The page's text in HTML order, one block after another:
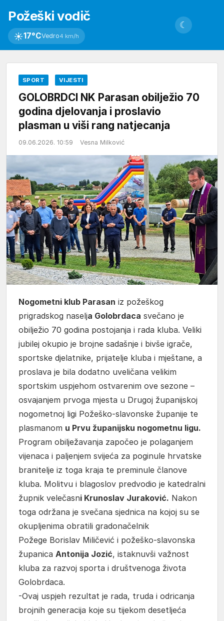
Požeški vodič
☀17°CVedro4 km/h
☾
SPORT VIJESTI
GOLOBRDCI NK Parasan obilježio 70
godina djelovanja i proslavio
plasman u viši rang natjecanja
09.06.2026. 10:59 Vesna Milković
Nogometni klub Parasan iz požeškog
prigradskog naselja Golobrdaca svečano je
obilježio 70 godina postojanja i rada kluba. Veliki
jubilej okupio je brojne sadašnje i bivše igrače,
sportske djelatnike, prijatelje kluba i mještane, a
proslava je bila dodatno uveličana velikim
sportskim uspjehom ostvarenim ove sezone –
osvajanjem prvoga mjesta u Drugoj županijskoj
nogometnoj ligi Požeško-slavonske županije te
plasmanom u Prvu županijsku nogometnu ligu.
Program obilježavanja započeo je polaganjem
vijenaca i paljenjem svijeća za poginule hrvatske
branitelje iz toga kraja te preminule članove
kluba. Molitvu i blagoslov predvodio je katedralni
župnik velečasni Krunoslav Juraković. Nakon
toga održana je svečana sjednica na kojoj su se
okupljenima obratili gradonačelnik
Požege Borislav Miličević i požeško-slavonska
županica Antonija Jozić, istaknuvši važnost
kluba za razvoj sporta i društvenoga života
Golobrdaca.
-Ovaj uspjeh rezultat je rada, truda i odricanja
brojnih generacija koje su tijekom desetljeća